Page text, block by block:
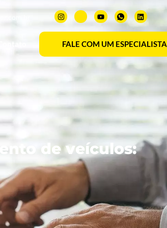
FALE COM UM ESPECIALISTA
de veículos: